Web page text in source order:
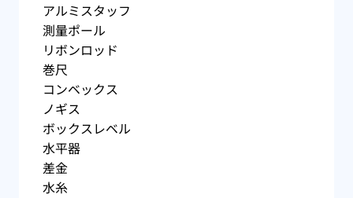
アルミスタッフ
測量ポール
リボンロッド
巻尺
コンベックス
ノギス
ボックスレベル
水平器
差金
水糸